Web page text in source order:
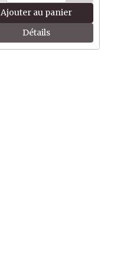
Ajouter au panier
Détails